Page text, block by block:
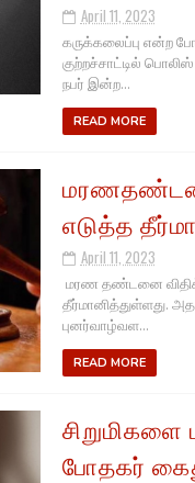
April 11, 2023
கருக்கலைப்பு என்ற
குற்றச்சாட்டில்
நபர் இன்ற...
READ MORE
எடுத்த
April 11, 2023
மரண தண்டனை
தீர்மானித்துள்ளது.
புனர்வாழ்வள...
READ MORE
போதகர்